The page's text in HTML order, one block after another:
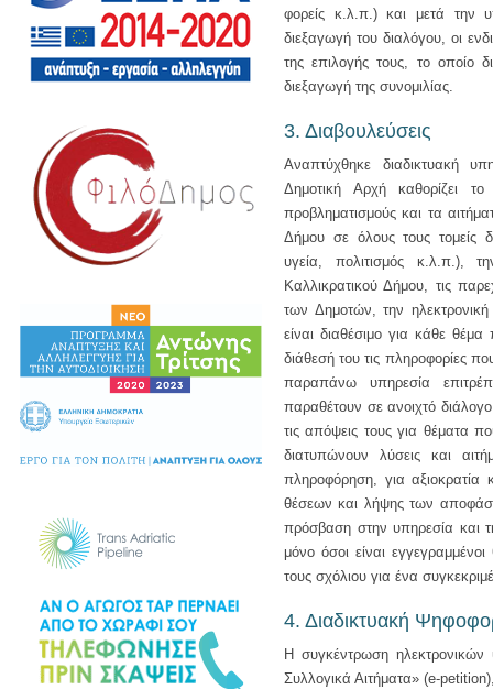
φορείς κ.λ.π.) και μετά την
διεξαγωγή του διαλόγου, οι
της επιλογής τους, το οποίο
διεξαγωγή της συνομιλίας.
3. Διαβουλεύσεις
Αναπτύχθηκε διαδικτυακή
Δημοτική Αρχή καθορίζει
προβληματισμούς και τα
Δήμου σε όλους τους τομείς
υγεία, πολιτισμός κ.λ.π.),
Καλλικρατικού Δήμου, τις
των Δημοτών, την
είναι διαθέσιμο για κάθε
διάθεσή του τις πληροφορίες
παραπάνω υπηρεσία
παραθέτουν σε ανοιχτό
τις απόψεις τους για θέματα
διατυπώνουν λύσεις και
πληροφόρηση, για αξιοκρατία
θέσεων και λήψης των
πρόσβαση στην υπηρεσία και
μόνο όσοι είναι
τους σχόλιου για ένα
4. Διαδικτυακή
Η συγκέντρωση
Συλλογικά Αιτήματα» (e-